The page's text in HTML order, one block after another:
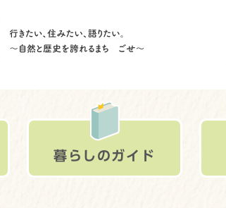
暮らしのガイド